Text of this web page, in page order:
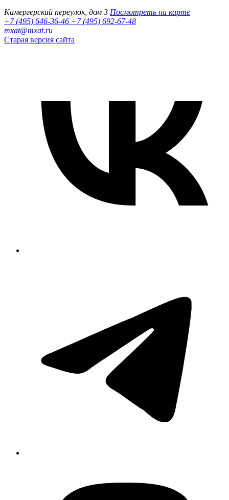
Камергерский переулок, дом 3 Посмотреть на карте
+7 (495) 646-36-46 +7 (495) 692-67-48‬
mxat@mxat.ru
Старая версия сайта